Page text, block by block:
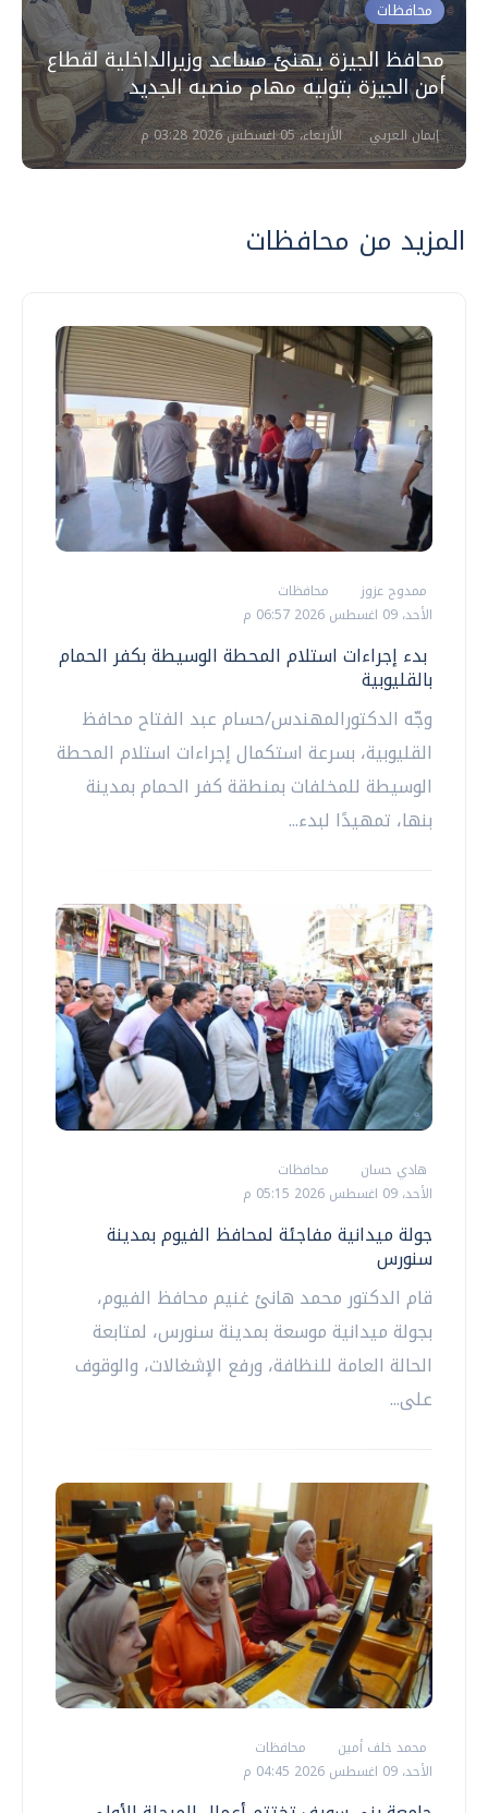
محافظات
محافظ الجيزة يهنئ مساعد وزيرالداخلية لقطاع
أمن الجيزة بتوليه مهام منصبه الجديد
إيمان العربي الأربعاء، 05 اغسطس 2026 03:28 م
المزيد من محافظات
ممدوح عزوز
محافظات
الأحد، 09 اغسطس 2026 06:57 م
بدء إجراءات استلام المحطة الوسيطة بكفر الحمام
بالقليوبية
وجّه الدكتورالمهندس/حسام عبد الفتاح محافظ
القليوبية، بسرعة استكمال إجراءات استلام المحطة
الوسيطة للمخلفات بمنطقة كفر الحمام بمدينة
بنها، تمهيدًا لبدء...
هادي حسان
محافظات
الأحد، 09 اغسطس 2026 05:15 م
جولة ميدانية مفاجئة لمحافظ الفيوم بمدينة
سنورس
قام الدكتور محمد هانئ غنيم محافظ الفيوم،
بجولة ميدانية موسعة بمدينة سنورس، لمتابعة
الحالة العامة للنظافة، ورفع الإشغالات، والوقوف
على...
محمد خلف أمين
محافظات
الأحد، 09 اغسطس 2026 04:45 م